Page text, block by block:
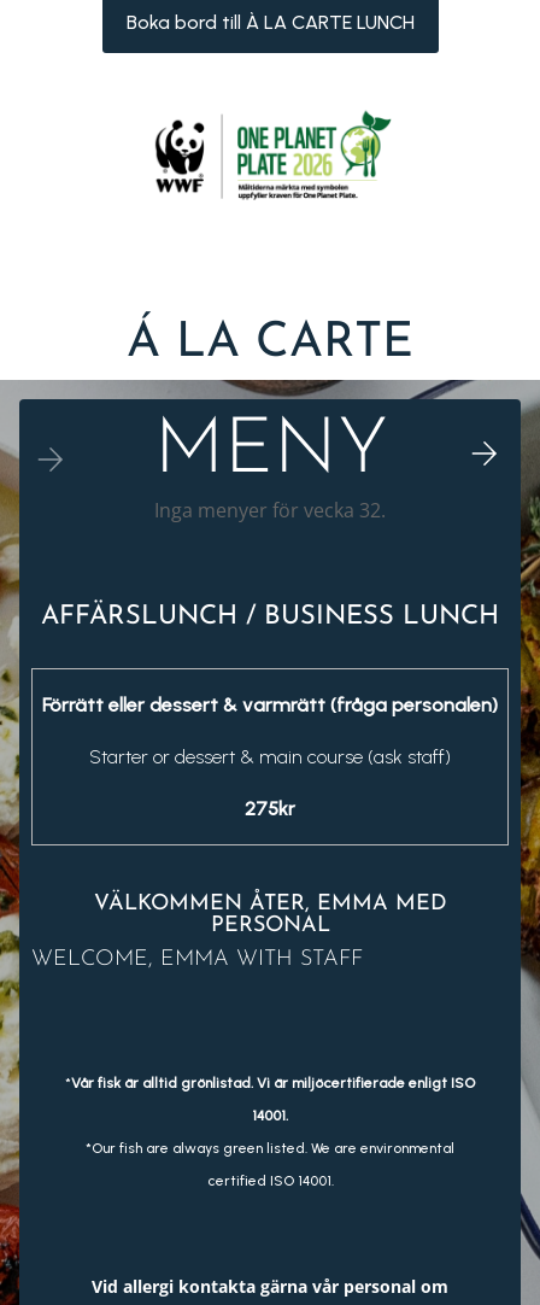
Boka bord till À LA CARTE LUNCH
Á LA CARTE
MENY
Inga menyer för vecka 32.
AFFÄRSLUNCH / BUSINESS LUNCH
Förrätt eller dessert & varmrätt (fråga personalen)
Starter or dessert & main course (ask staff)
275kr
VÄLKOMMEN ÅTER, EMMA MED
PERSONAL
WELCOME, EMMA WITH STAFF
*Vår fisk är alltid grönlistad. Vi är miljöcertifierade enligt ISO
14001.
*Our fish are always green listed. We are environmental
certified ISO 14001.
Vid allergi kontakta gärna vår personal om